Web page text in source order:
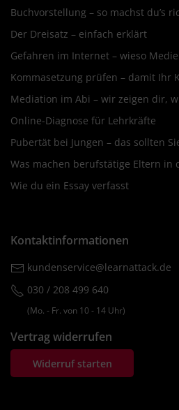
Buchvorstellung – so machst du’s
Der Dreisatz – einfach erklärt
Gefahren im Internet – wieso
Kommasetzung prüfen – damit Ihr
Mediation im Abi – wir zeigen dir,
Online-Diagnose für Lehrkräfte
Pubertät bei Jungen – das sollten
Was machen berufstätige Eltern in
Wie du ein Essay verfasst
Kontaktinformationen
kundenservice@learnattack.de
030 / 208 499 640
(Mo. ‐ Fr. von 10 ‐ 14 Uhr)
Vertrag widerrufen
Widerruf starten